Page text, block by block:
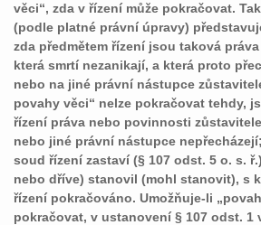
věci“, zda v řízení může pokračovat.
(podle platné právní úpravy)
zda předmětem řízení jsou taková
která smrtí nezanikají, a která proto
nebo na jiné právní nástupce
povahy věci“ nelze pokračovat tehdy,
řízení práva nebo povinnosti
nebo jiné právní nástupce
soud řízení zastaví (§ 107 odst. 5 o. s.
nebo dříve) stanovil (mohl stanovit), s
řízení pokračováno. Umožňuje-li
pokračovat, v ustanovení § 107 odst. 1